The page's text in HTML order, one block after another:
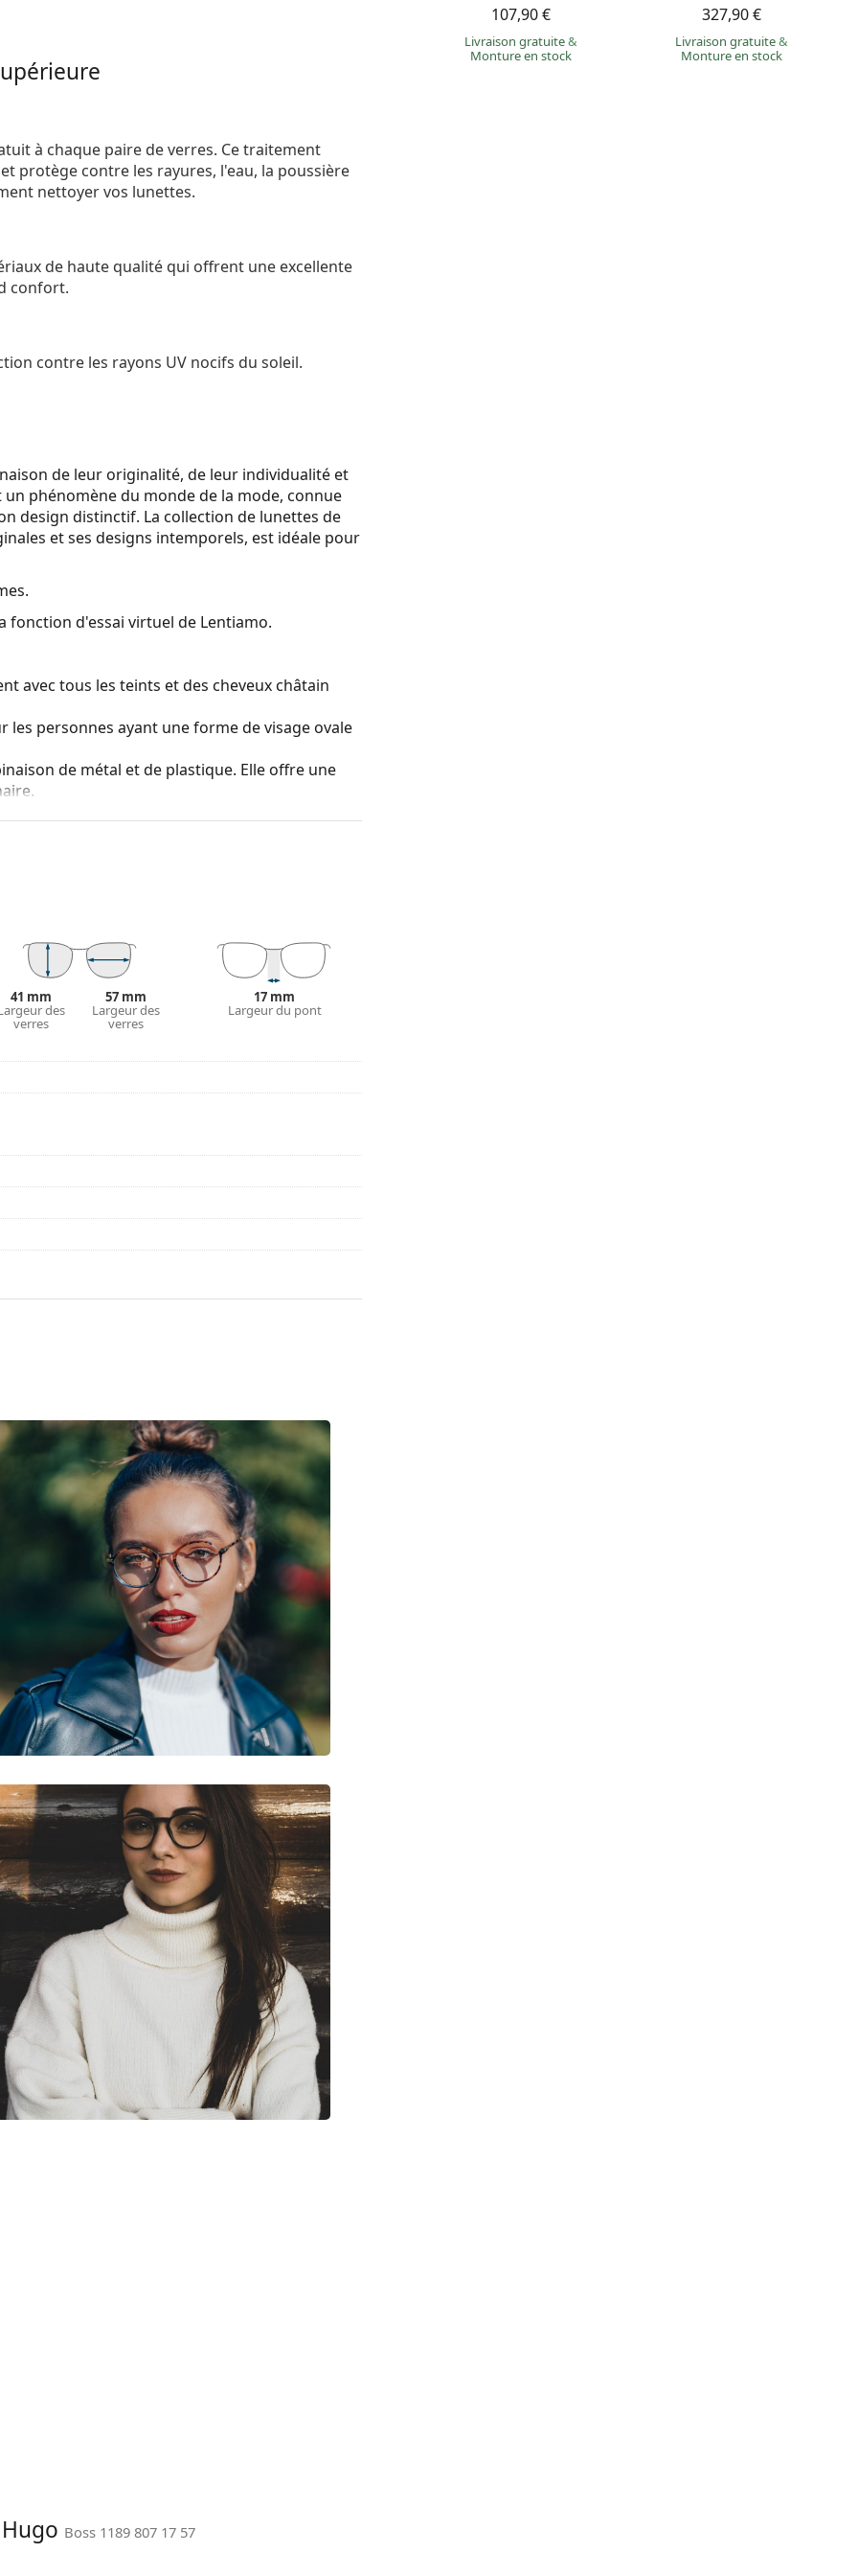
107,90 €
Livraison gratuite&
Monture en stock
327,90 €
Livraison gratuite&
Monture en stock
à chaque paire de verres. Ce traitement
protège contre les rayures, l'eau, la poussière
nettoyer vos lunettes.
de haute qualité qui offrent une excellente
confort.
contre les rayons UV nocifs du soleil.
de leur originalité, de leur individualité et
phénomène du monde de la mode, connue
design distinctif. La collection de lunettes de
et ses designs intemporels, est idéale pour
fonction d'essai virtuel de Lentiamo.
avec tous les teints et des cheveux châtain
personnes ayant une forme de visage ovale
de métal et de plastique. Elle offre une
Elles rehausseront et compléteront
avantages est la robustesse, la durabilité, le
de plus grande puissance optique.
de l'étui et son design peuvent varier.
des lunettes. Certains modèles peuvent être
d'autres styles ou consultez notre
l'utilisation.
41 mm
des
verres
57 mm
Largeur des
verres
17 mm
Largeur du pont
Boss 1189 807 17 57